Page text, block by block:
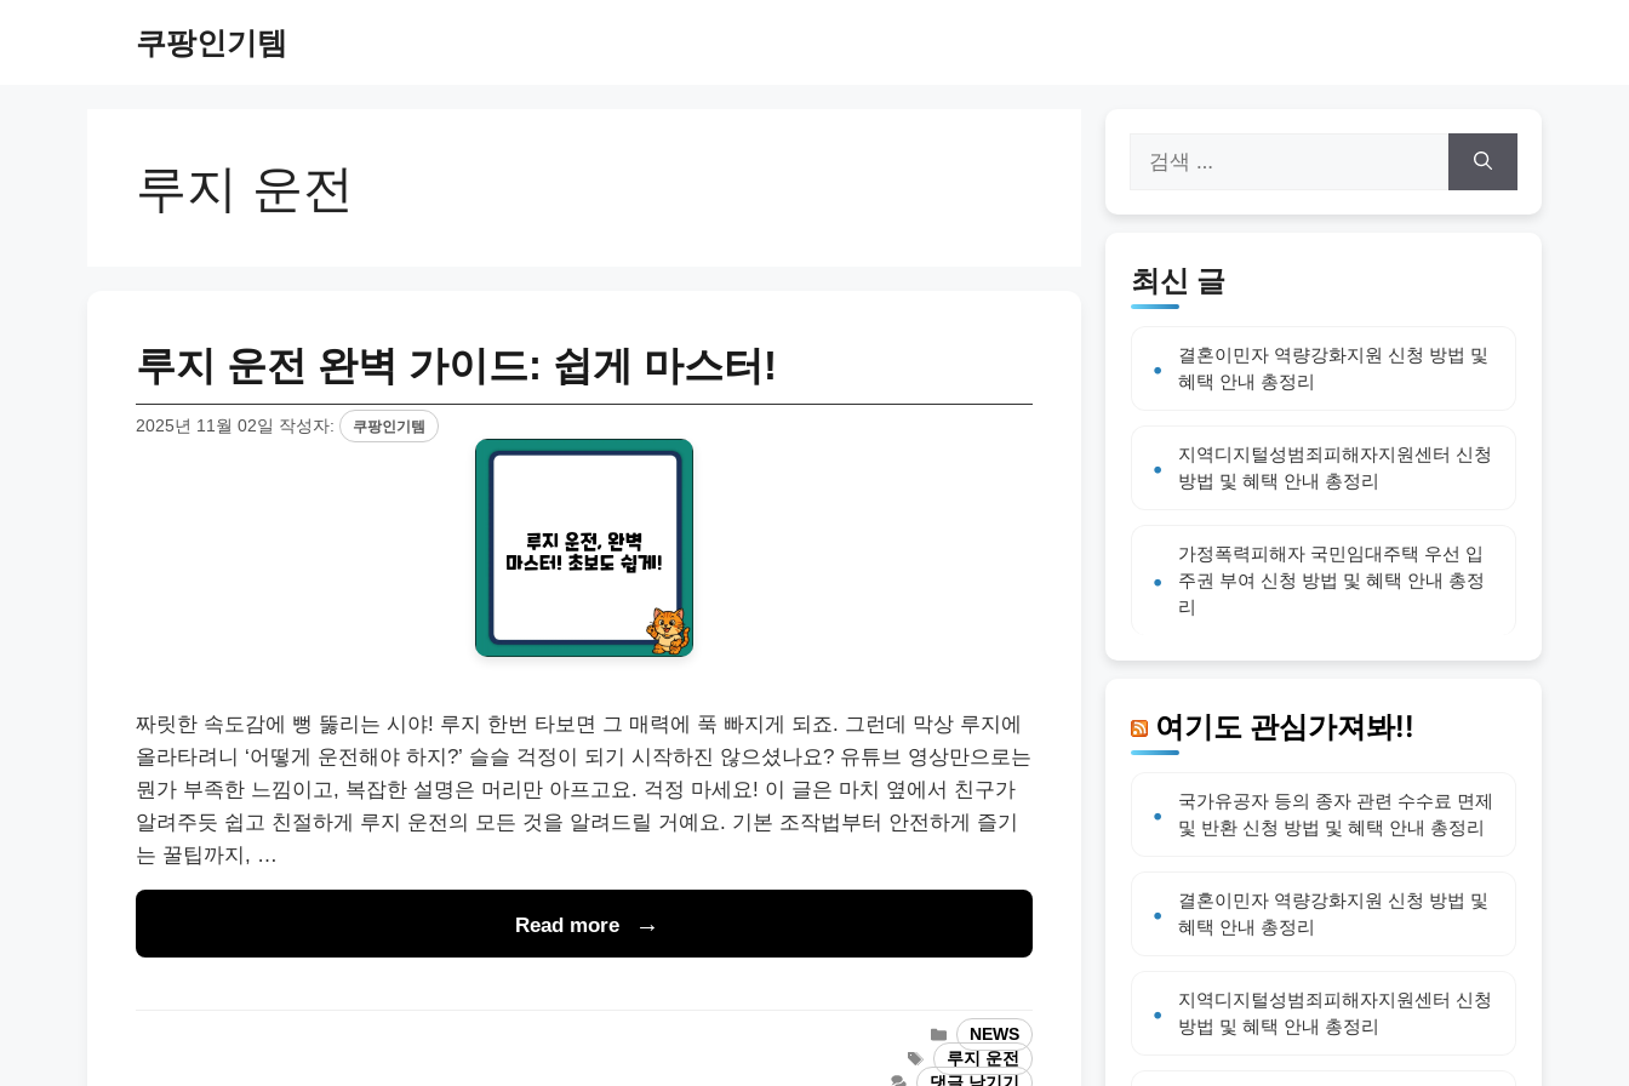
쿠팡인기템
루지 운전
루지 운전 완벽 가이드: 쉽게 마스터!
2025년 11월 02일 작성자: 쿠팡인기템
짜릿한 속도감에 뻥 뚫리는 시야! 루지 한번 타보면 그 매력에 푹 빠지게 되죠. 그런데 막상 루지에
올라타려니 ‘어떻게 운전해야 하지?’ 슬슬 걱정이 되기 시작하진 않으셨나요? 유튜브 영상만으로는
뭔가 부족한 느낌이고, 복잡한 설명은 머리만 아프고요. 걱정 마세요! 이 글은 마치 옆에서 친구가
알려주듯 쉽고 친절하게 루지 운전의 모든 것을 알려드릴 거예요. 기본 조작법부터 안전하게 즐기
는 꿀팁까지, …
Read more
카
테
고
NEWS
태
그
루지 운전
색:
최신 글
결혼이민자 역량강화지원 신청 방법 및
혜택 안내 총정리
지역디지털성범죄피해자지원센터 신청
방법 및 혜택 안내 총정리
가정폭력피해자 국민임대주택 우선 입
주권 부여 신청 방법 및 혜택 안내 총정
리
여기도 관심가져봐!!
국가유공자 등의 종자 관련 수수료 면제
및 반환 신청 방법 및 혜택 안내 총정리
결혼이민자 역량강화지원 신청 방법 및
혜택 안내 총정리
지역디지털성범죄피해자지원센터 신청
방법 및 혜택 안내 총정리